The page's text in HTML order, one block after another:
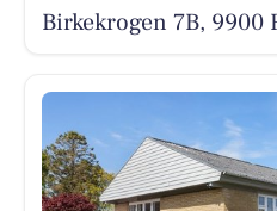
Birkekrogen 7B, 9900